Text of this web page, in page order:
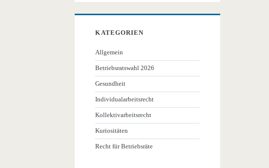
KATEGORIEN
Allgemein
Betriebsratswahl 2026
Gesundheit
Individualarbeitsrecht
Kollektivarbeitsrecht
Kuriositäten
Recht für Betriebsräte